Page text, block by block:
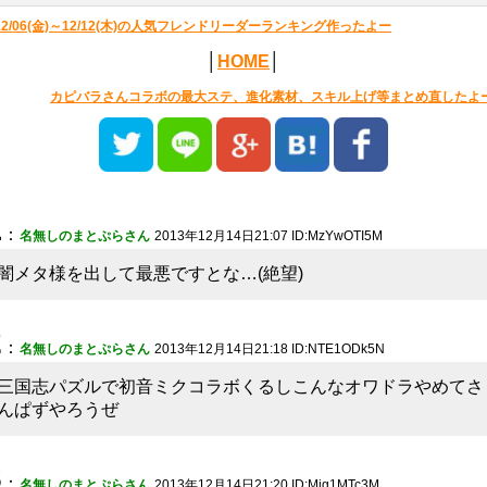
06(金)～12/12(木)の人気フレンドリーダーランキング作ったよー
HOME
カピバラさんコラボの最大ステ、進化素材、スキル上げ等まとめ直したよ
： 名無しのまとぷらさん 2013年12月14日21:07 ID:MzYwOTI5M
メタ様を出して最悪ですとな…(絶望)
： 名無しのまとぷらさん 2013年12月14日21:18 ID:NTE1ODk5N
国志パズルで初音ミクコラボくるしこんなオワドラやめてさ
ぱずやろうぜ
：